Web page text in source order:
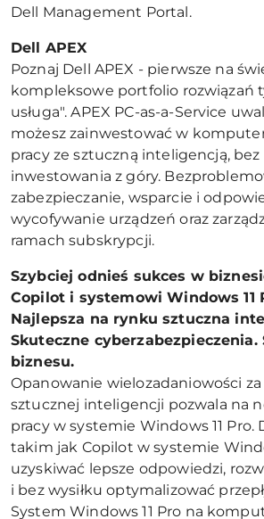
Dell Management Portal.
Dell APEX
Poznaj Dell APEX - pierwsze na
kompleksowe portfolio rozwiązań
usługa". APEX PC-as-a-Service
możesz zainwestować w
pracy ze sztuczną inteligencją,
inwestowania z góry.
zabezpieczanie, wsparcie i
wycofywanie urządzeń oraz
ramach subskrypcji.
Szybciej odnieś sukces w
Copilot i systemowi Windows 11
Najlepsza na rynku sztuczna
Skuteczne cyberzabezpieczenia.
biznesu.
Opanowanie wielozadaniowości
sztucznej inteligencji pozwala na
pracy w systemie Windows 11
takim jak Copilot w systemie
uzyskiwać lepsze odpowiedzi,
i bez wysiłku optymalizować
System Windows 11 Pro na